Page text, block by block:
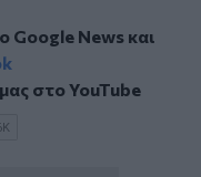
Google Newsκαι
στοYouTube